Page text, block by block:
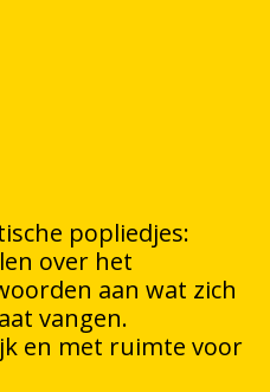
popliedjes:
over het
aan wat zich
vangen.
en met ruimte voor